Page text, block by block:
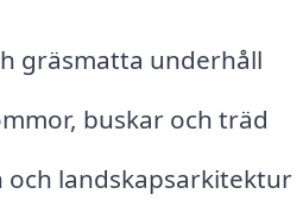
gräsmatta underhåll
buskar och träd
och landskapsarkitektur